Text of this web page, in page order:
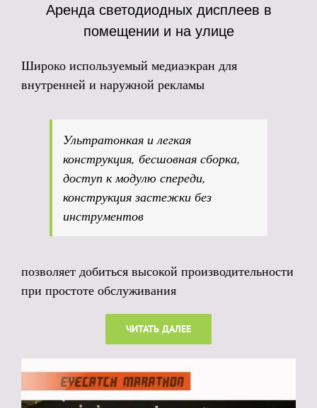
Аренда светодиодных дисплеев в
помещении и на улице
Широко используемый медиаэкран для
внутренней и наружной рекламы
Ультратонкая и легкая
конструкция, бесшовная сборка,
доступ к модулю спереди,
конструкция застежки без
инструментов
позволяет добиться высокой производительности
при простоте обслуживания
ЧИТАТЬ ДАЛЕЕ